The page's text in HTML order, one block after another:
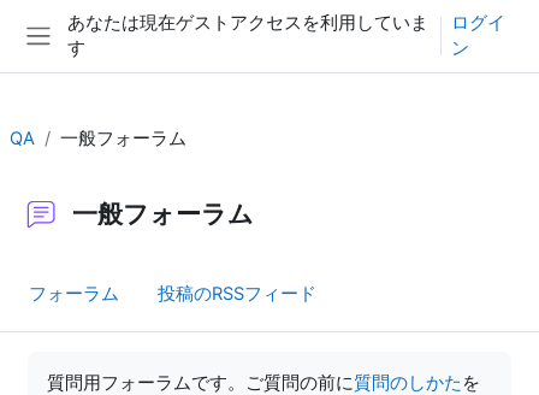
メインコンテンツへスキップする
サイドパネル
あなたは現在ゲストアクセスを利用していま
す
ログイ
ン
QA 一般フォーラム
一般フォーラム
フォーラム 投稿のRSSフィード
質問用フォーラムです。ご質問の前に質問のしかた を